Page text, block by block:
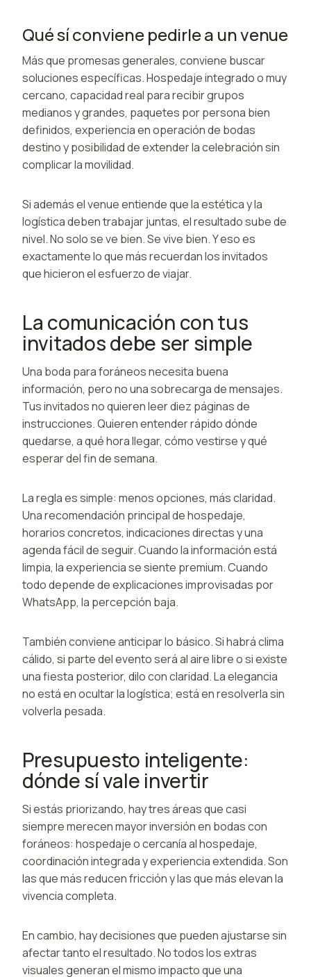
Qué sí conviene pedirle a un venue
Más que promesas generales, conviene buscar
soluciones específicas. Hospedaje integrado o muy
cercano, capacidad real para recibir grupos
medianos y grandes, paquetes por persona bien
definidos, experiencia en operación de bodas
destino y posibilidad de extender la celebración sin
complicar la movilidad.
Si además el venue entiende que la estética y la
logística deben trabajar juntas, el resultado sube de
nivel. No solo se ve bien. Se vive bien. Y eso es
exactamente lo que más recuerdan los invitados
que hicieron el esfuerzo de viajar.
La comunicación con tus
invitados debe ser simple
Una boda para foráneos necesita buena
información, pero no una sobrecarga de mensajes.
Tus invitados no quieren leer diez páginas de
instrucciones. Quieren entender rápido dónde
quedarse, a qué hora llegar, cómo vestirse y qué
esperar del fin de semana.
La regla es simple: menos opciones, más claridad.
Una recomendación principal de hospedaje,
horarios concretos, indicaciones directas y una
agenda fácil de seguir. Cuando la información está
limpia, la experiencia se siente premium. Cuando
todo depende de explicaciones improvisadas por
WhatsApp, la percepción baja.
También conviene anticipar lo básico. Si habrá clima
cálido, si parte del evento será al aire libre o si existe
una fiesta posterior, dilo con claridad. La elegancia
no está en ocultar la logística; está en resolverla sin
volverla pesada.
Presupuesto inteligente:
dónde sí vale invertir
Si estás priorizando, hay tres áreas que casi
siempre merecen mayor inversión en bodas con
foráneos: hospedaje o cercanía al hospedaje,
coordinación integrada y experiencia extendida. Son
las que más reducen fricción y las que más elevan la
vivencia completa.
En cambio, hay decisiones que pueden ajustarse sin
afectar tanto el resultado. No todos los extras
visuales generan el mismo impacto que una